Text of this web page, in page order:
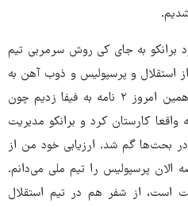
به جای کی روش سرمربی تیم
استقلال و پرسپولیس و ذوب آهن به
عنوان نماینده ایران مثبت است. همین امروز ۲ نامه به فیفا زدیم چون
واقعا کارستان کرد و برانکو مدیریت
بحث‌ها گم شد. ارزیابی خود من از
پرسپولیس را تیم ملی می‌دانم.
است، از شفر هم در تیم استقلال